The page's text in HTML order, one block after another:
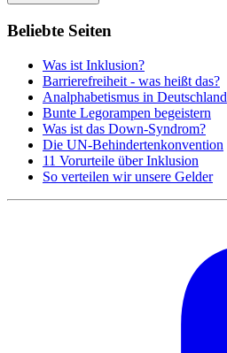
Beliebte Seiten
Was ist Inklusion?
Barrierefreiheit - was heißt das?
Analphabetismus in Deutschland
Bunte Legorampen begeistern
Was ist das Down-Syndrom?
Die UN-Behindertenkonvention
11 Vorurteile über Inklusion
So verteilen wir unsere Gelder